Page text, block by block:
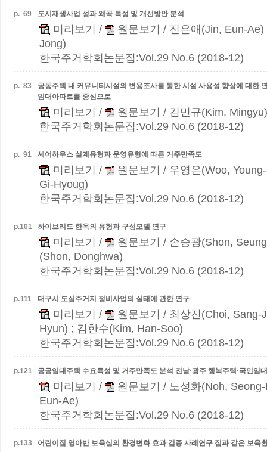
p. 69 도시재생사업 성과 왜곡 특성 및 개선방안 분석
미리보기 / 원문보기
/ 진은애(Jin, Eun-
Jong)
한국주거학회논문집:Vol.29 No.6 (2018-12)
p. 83
공동주택 내 커뮤니티시설의 변용조사를 통한 시설 사용성 향상에 대한
임대아파트를 중심으로
미리보기 / 원문보기
/ 김민규(Kim, Mingyu)
한국주거학회논문집:Vol.29 No.6 (2018-12)
p. 91 셰어하우스 설계유형과 운영유형에 따른 거주만족도
미리보기 / 원문보기
/ 우영은(Woo,
Gi-Hyoug)
한국주거학회논문집:Vol.29 No.6 (2018-12)
p.101 하이브리드 한옥의 유형과 구성모델 연구
미리보기 / 원문보기
/ 손승광(Shon,
(Shon, Donghwa)
한국주거학회논문집:Vol.29 No.6 (2018-12)
p.111 대구시 도심주거지 정비사업의 실태에 관한 연구
미리보기 / 원문보기
/ 최상진(Choi, Sang-
Hyun) ; 김한수(Kim, Han-Soo)
한국주거학회논문집:Vol.29 No.6 (2018-12)
p.121 공공임대주택 수요특성 및 거주만족도 분석 전남·광주 행복주택·국민임
미리보기 / 원문보기
/ 노성화(Noh,
Eun-Ae)
한국주거학회논문집:Vol.29 No.6 (2018-12)
p.133 어린이집 영아반 보육실의 환경변화 효과 검증 사례연구 집과 같은 보육